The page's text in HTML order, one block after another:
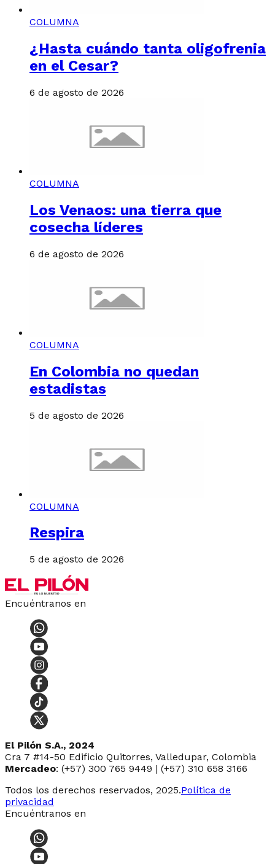
COLUMNA
¿Hasta cuándo tanta oligofrenia
en el Cesar?
6 de agosto de 2026
COLUMNA
Los Venaos: una tierra que
cosecha líderes
6 de agosto de 2026
COLUMNA
En Colombia no quedan
estadistas
5 de agosto de 2026
COLUMNA
Respira
5 de agosto de 2026
Encuéntranos en
El Pilón S.A., 2024
Cra 7 #14-50 Edificio Quitorres, Valledupar, Colombia
Mercadeo: (+57) 300 765 9449 | (+57) 310 658 3166
Todos los derechos reservados, 2025.Política de
privacidad
Encuéntranos en